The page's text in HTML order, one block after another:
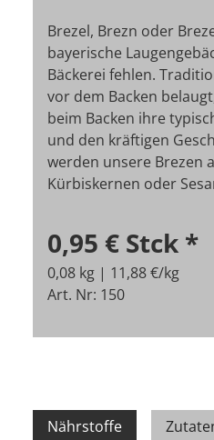
Brezel, Brezn oder
bayerische
Bäckerei fehlen.
vor dem Backen
beim Backen ihre
und den kräftigen
werden unsere Brezen
Kürbiskernen oder
0,95 € Stck *
0,08 kg | 11,88 €/kg
Art. Nr: 150
Nährstoffe